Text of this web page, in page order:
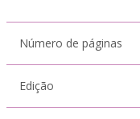
Número de páginas
Edição